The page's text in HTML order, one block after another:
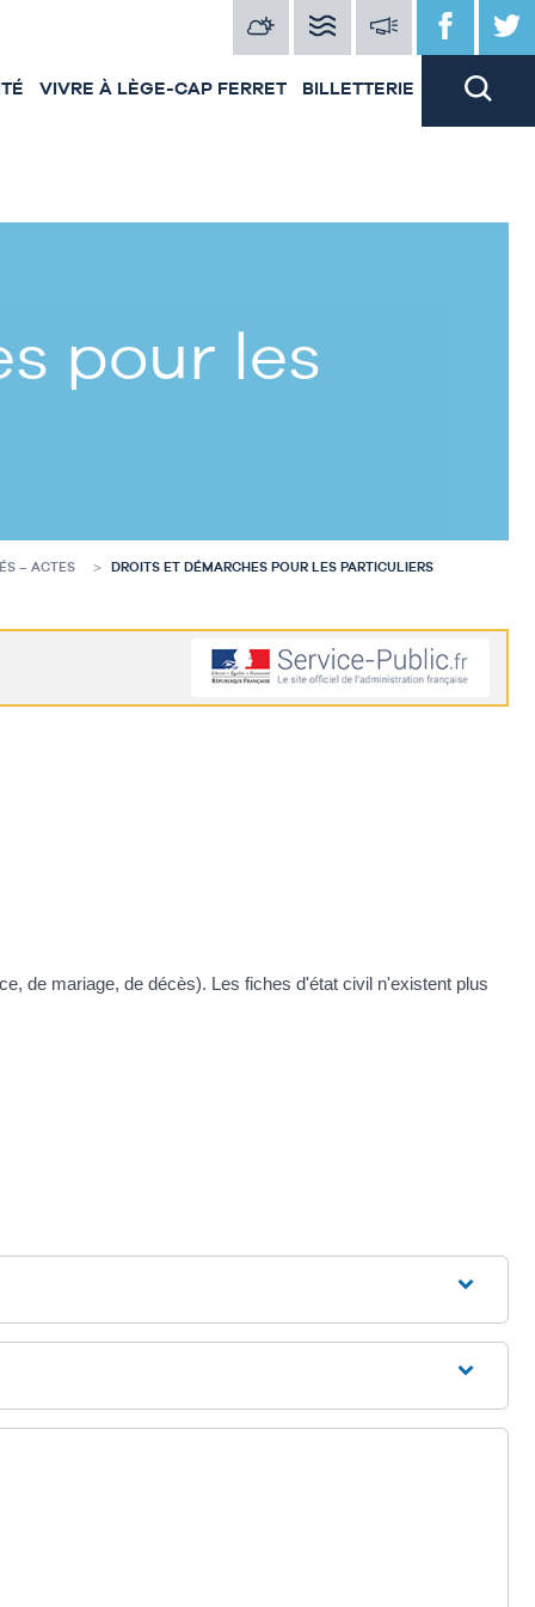
VIVRE À LÈGE-CAP FERRET BILLETTERIE
pour les
– ACTES DROITS ET DÉMARCHES POUR LES PARTICULIERS
de mariage, de décès). Les fiches d'état civil n'existent plus